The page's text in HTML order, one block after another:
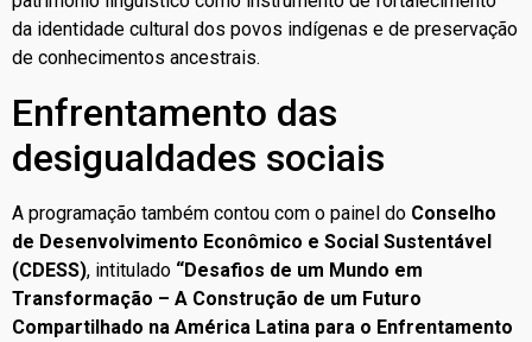
da identidade cultural dos povos indígenas e de preservação
de conhecimentos ancestrais.
Enfrentamento das
desigualdades sociais
A programação também contou com o painel do Conselho
de Desenvolvimento Econômico e Social Sustentável
(CDESS), intitulado “Desafios de um Mundo em
Transformação – A Construção de um Futuro
Compartilhado na América Latina para o Enfrentamento